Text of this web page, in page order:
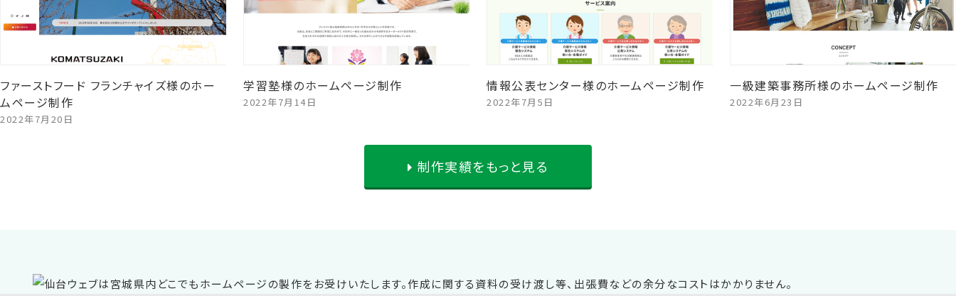
ファーストフード フランチャイズ様のホー
ムページ制作
2022年7月20日
学習塾様のホームページ制作
2022年7月14日
情報公表センター様のホームページ制作
2022年7月5日
一級建築事務所様のホームページ制作
2022年6月23日
制作実績をもっと見る